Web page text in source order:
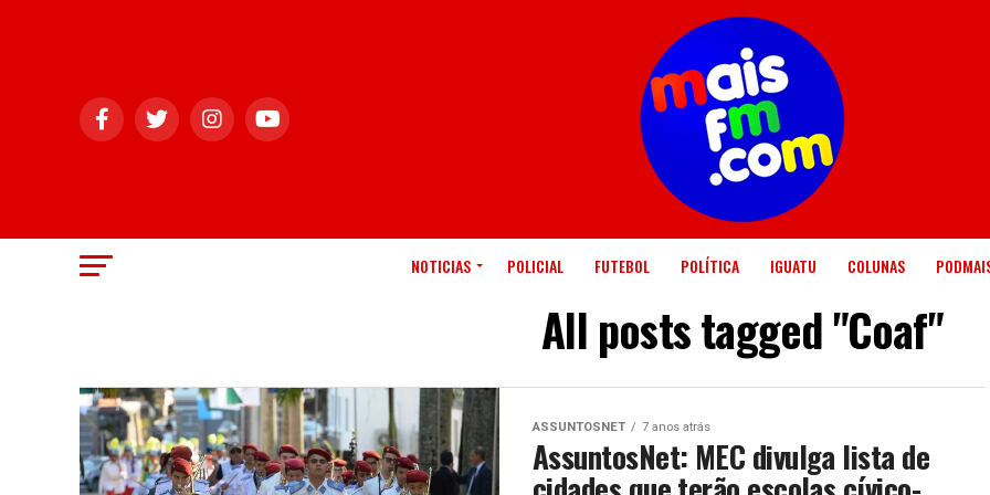
NOTICIAS POLICIAL FUTEBOL POLÍTICA IGUATU COLUNAS
All posts tagged "Coaf"
ASSUNTOSNET 7 anos atrás
AssuntosNet: MEC divulga lista de